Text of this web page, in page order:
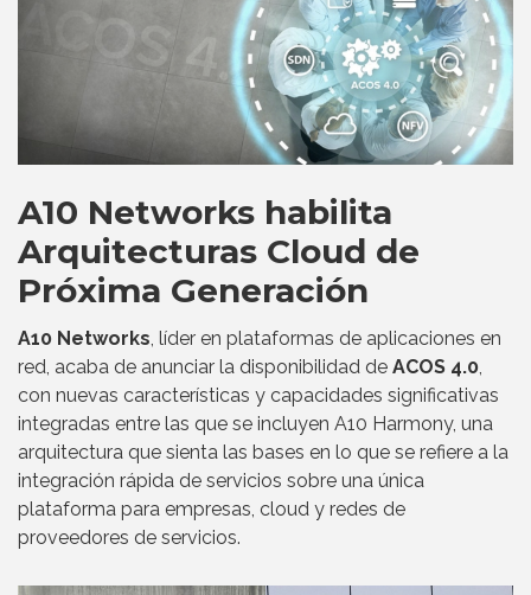
A10 Networks habilita
Arquitecturas Cloud de
Próxima Generación
A10 Networks, líder en plataformas de aplicaciones en
red, acaba de anunciar la disponibilidad de ACOS 4.0,
con nuevas características y capacidades significativas
integradas entre las que se incluyen A10 Harmony, una
arquitectura que sienta las bases en lo que se refiere a la
integración rápida de servicios sobre una única
plataforma para empresas, cloud y redes de
proveedores de servicios.